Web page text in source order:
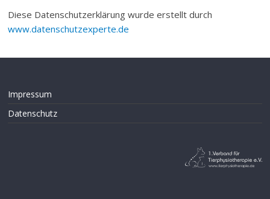
Diese Datenschutzerklärung wurde erstellt durch
www.datenschutzexperte.de
Impressum
Datenschutz